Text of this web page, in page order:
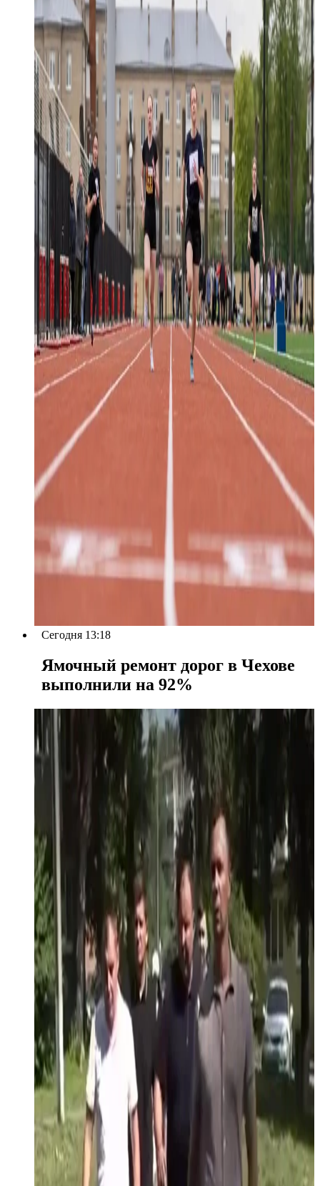
Сегодня 13:18
Ямочный ремонт дорог в Чехове
выполнили на 92%